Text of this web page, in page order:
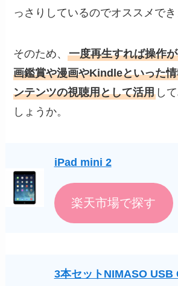
っさりしているのでオススメでき
そのため、一度再生すれば操作
画鑑賞や漫画やKindleといった
ンテンツの視聴用として活用 し
しょうか。
iPad mini 2
楽天市場で探す
3本セットNIMASO USB